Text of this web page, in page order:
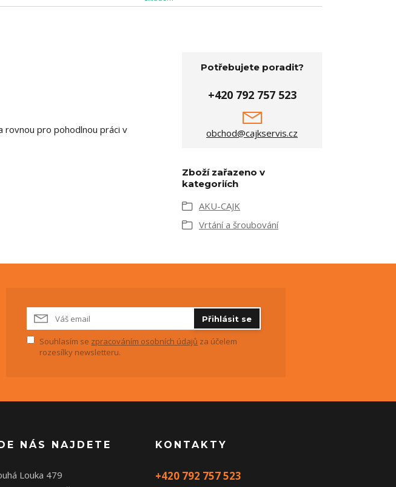
rovnou pro pohodlnou práci v
Potřebujete poradit?
+420 792 757 523
obchod@cajkservis.cz
Zboží zařazeno v
kategoriích
AKU-CAJK
Vrtání a šroubování
Přihlásit se
Souhlasím se zpracováním osobních údajů za účelem
rozesílky newsletteru.
NÁS NAJDETE
Louka 479
KONTAKTY
+420 792 757 523